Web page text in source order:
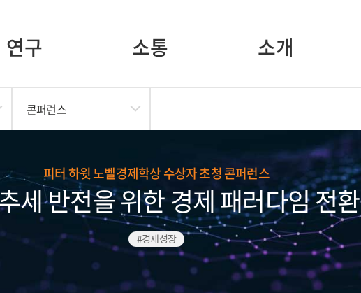
연구 소통 소개
콘퍼런스
피터 하윗 노벨경제학상 수상자 초청 콘퍼런스
세 반전을 위한 경제 패러다임 전환
#경제성장